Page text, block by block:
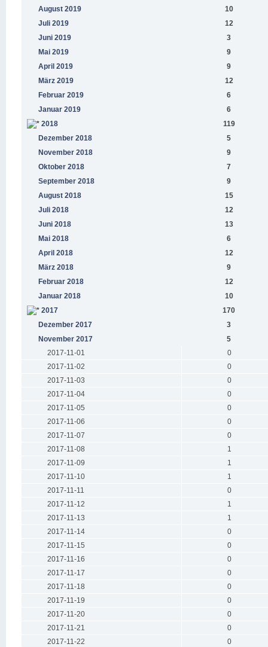
August 2019
10
Juli 2019
12
Juni 2019
3
Mai 2019
9
April 2019
9
März 2019
12
Februar 2019
6
Januar 2019
6
2018
119
Dezember 2018
5
November 2018
9
Oktober 2018
7
September 2018
9
August 2018
15
Juli 2018
12
Juni 2018
13
Mai 2018
6
April 2018
12
März 2018
9
Februar 2018
12
Januar 2018
10
2017
170
Dezember 2017
3
November 2017
5
2017-11-01
0
2017-11-02
0
2017-11-03
0
2017-11-04
0
2017-11-05
0
2017-11-06
0
2017-11-07
0
2017-11-08
1
2017-11-09
1
2017-11-10
1
2017-11-11
0
2017-11-12
1
2017-11-13
1
2017-11-14
0
2017-11-15
0
2017-11-16
0
2017-11-17
0
2017-11-18
0
2017-11-19
0
2017-11-20
0
2017-11-21
0
2017-11-22
0